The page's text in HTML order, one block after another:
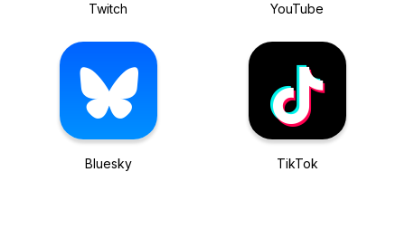
Twitch YouTube
Bluesky TikTok